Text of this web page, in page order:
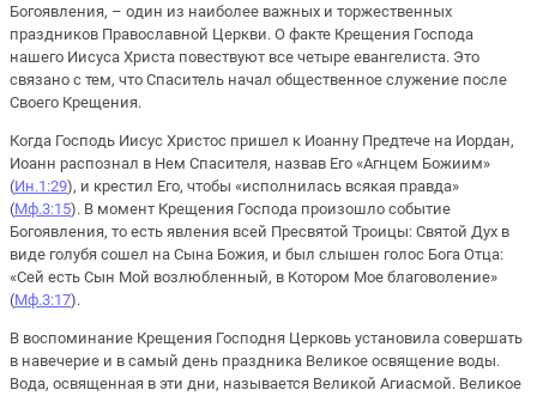
Богоявления, – один из наиболее важных и торжественных
праздников Православной Церкви. О факте Крещения Господа
нашего Иисуса Христа повествуют все четыре евангелиста. Это
связано с тем, что Спаситель начал общественное служение после
Своего Крещения.
Когда Господь Иисус Христос пришел к Иоанну Предтече на Иордан,
Иоанн распознал в Нем Спасителя, назвав Его «Агнцем Божиим»
(Ин.1:29), и крестил Его, чтобы «исполнилась всякая правда»
(Мф.3:15). В момент Крещения Господа произошло событие
Богоявления, то есть явления всей Пресвятой Троицы: Святой Дух в
виде голубя сошел на Сына Божия, и был слышен голос Бога Отца:
«Сей есть Сын Мой возлюбленный, в Котором Мое благоволение»
(Мф.3:17).
В воспоминание Крещения Господня Церковь установила совершать
в навечерие и в самый день праздника Великое освящение воды.
Вода, освященная в эти дни, называется Великой Агиасмой. Великое